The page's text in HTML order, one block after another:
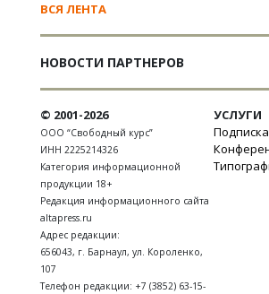
ВСЯ ЛЕНТА
НОВОСТИ ПАРТНЕРОВ
© 2001-2026
ООО “Свободный курс”
ИНН 2225214326
Категория информационной
продукции 18+
Редакция информационного сайта
altapress.ru
Адрес редакции:
656043, г. Барнаул, ул. Короленко,
107
Телефон редакции: +7 (3852) 63-15-
УСЛУГИ
Подписка